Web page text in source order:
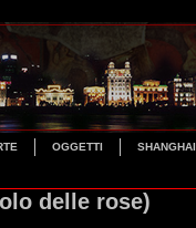
OGGETTI SHANGHAI
delle rose)